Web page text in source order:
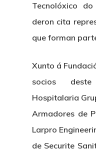
Tecnolóxico
deron cita
que forman
Xunto á
socios
Hospitalaria
Armadores de
Larpro
de Securite